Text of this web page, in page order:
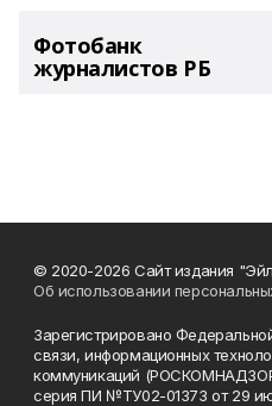
Фотобанк
журналистов РБ
© 2020-2026 Сайт издания
Об использовании
Зарегистрировано
связи, информационных
коммуникаций
серия ПИ №ТУ02-01373 от 29